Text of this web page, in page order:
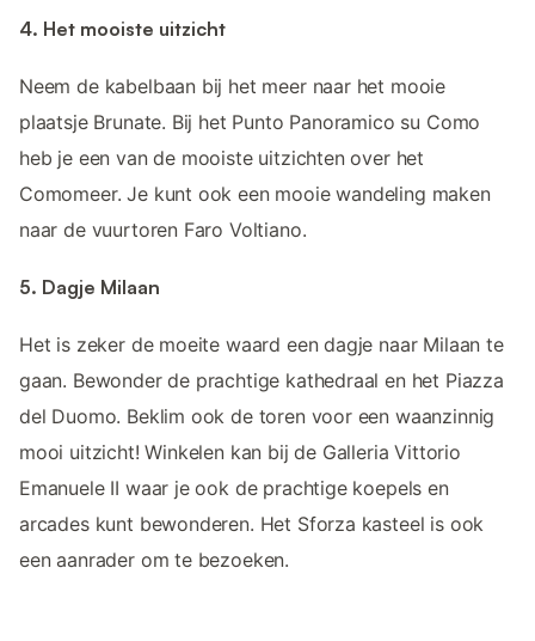
4. Het mooiste uitzicht
Neem de kabelbaan bij het meer naar het mooie
plaatsje Brunate. Bij het Punto Panoramico su Como
heb je een van de mooiste uitzichten over het
Comomeer. Je kunt ook een mooie wandeling maken
naar de vuurtoren Faro Voltiano.
5. Dagje Milaan
Het is zeker de moeite waard een dagje naar Milaan te
gaan. Bewonder de prachtige kathedraal en het Piazza
del Duomo. Beklim ook de toren voor een waanzinnig
mooi uitzicht! Winkelen kan bij de Galleria Vittorio
Emanuele II waar je ook de prachtige koepels en
arcades kunt bewonderen. Het Sforza kasteel is ook
een aanrader om te bezoeken.